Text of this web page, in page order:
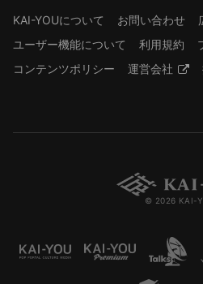
KAI-YOUについて
お問い合わせ
ユーザー機能について
利用規約
コンテンツポリシー
運営会社
© 2026 KAI-